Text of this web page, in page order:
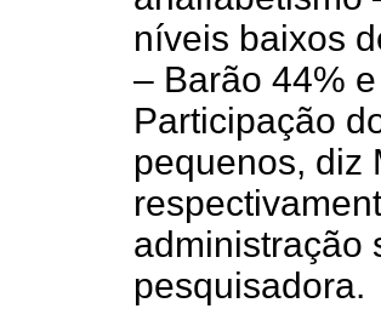
níveis baixos
– Barão 44%
Participação
pequenos, diz
administração
pesquisadora.